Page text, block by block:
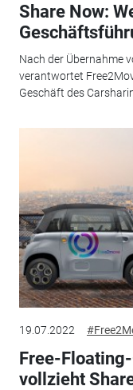
Share Now:
Nach der Übernahme
verantwortet
Geschäft des
19.07.2022
Free-
vollzieht